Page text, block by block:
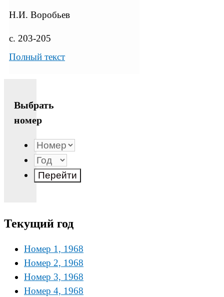
Н.И. Воробьев
с. 203-205
Полный текст
Выбрать
номер
Текущий год
Номер 1, 1968
Номер 2, 1968
Номер 3, 1968
Номер 4, 1968